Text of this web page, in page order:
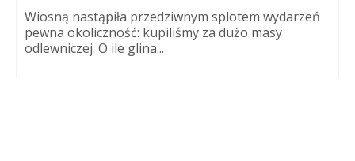
Wiosną nastąpiła przedziwnym splotem wydarzeń
pewna okoliczność: kupiliśmy za dużo masy
odlewniczej. O ile glina...